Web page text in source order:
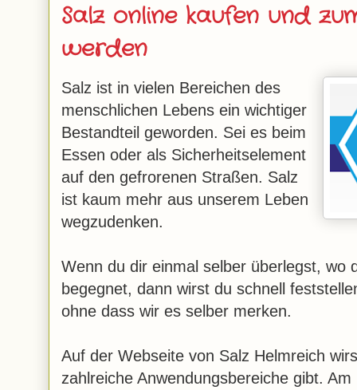
Salz online kaufen und
werden
Salz ist in vielen Bereichen des
menschlichen Lebens ein wichtiger
Bestandteil geworden. Sei es beim
Essen oder als Sicherheitselement
auf den gefrorenen Straßen. Salz
ist kaum mehr aus unserem Leben
wegzudenken.
Wenn du dir einmal selber überlegst, wo
begegnet, dann wirst du schnell
ohne dass wir es selber merken.
Auf der Webseite von Salz Helmreich
zahlreiche Anwendungsbereiche gibt.